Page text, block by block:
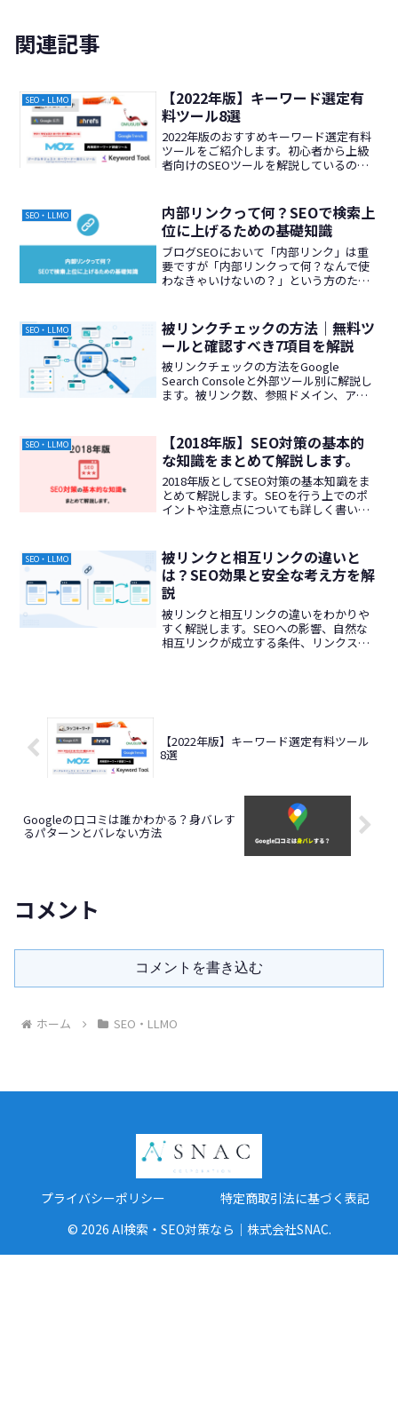
関連記事
SEO・LLMO
【2022年版】キーワード選定有
料ツール8選
2022年版のおすすめキーワード選定有料
ツールをご紹介します。初心者から上級
者向けのSEOツールを解説しているの
SEO・LLMO
内部リンクって何？SEOで検索上
位に上げるための基礎知識
ブログSEOにおいて「内部リンク」は重
要ですが「内部リンクって何？なんで使
わなきゃいけないの？」という方のため
がちな疑問点も解説していますのでじっ
くり読んでみてください。
SEO・LLMO
被リンクチェックの方法｜無料ツ
ールと確認すべき7項目を解説
被リンクチェックの方法をGoogle
Search Consoleと外部ツール別に解説し
ます。被リンク数、参照ドメイン、アン
SEO・LLMO
【2018年版】SEO対策の基本的
な知識をまとめて解説します。
2018年版としてSEO対策の基本知識をま
とめて解説します。SEOを行う上でのポ
イントや注意点についても詳しく書いて
SEO・LLMO
被リンクと相互リンクの違いと
は？SEO効果と安全な考え方を解
説
被リンクと相互リンクの違いをわかりや
すく解説します。SEOへの影響、自然な
相互リンクが成立する条件、リンクスパ
【2022年版】キーワード選定有料ツール
8選
Googleの口コミは誰かわかる？身バレす
るパターンとバレない方法
コメント
コメントを書き込む
ホーム SEO・LLMO
プライバシーポリシー
特定商取引法に基づく表記
© 2026 AI検索・SEO対策なら｜株式会社SNAC.